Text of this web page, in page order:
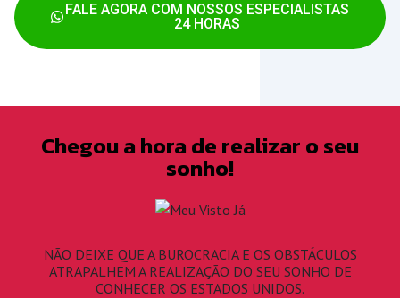
FALE AGORA COM NOSSOS ESPECIALISTAS
24 HORAS
Chegou a hora de realizar o seu
sonho!
NÃO DEIXE QUE A BUROCRACIA E OS OBSTÁCULOS
ATRAPALHEM A REALIZAÇÃO DO SEU SONHO DE
CONHECER OS ESTADOS UNIDOS.